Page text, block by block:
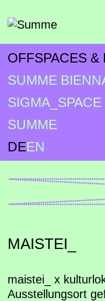
DEEN
OFFSPACES &
SUMME
SIGMA_SPACE
SUMME
MAISTEI_
maistei_ x
Ausstellungsort